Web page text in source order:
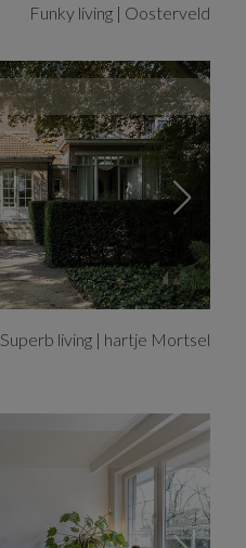
Funky living | Oosterveld
Superb living | hartje Mortsel